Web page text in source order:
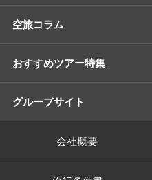
空旅コラム
おすすめツアー特集
グループサイト
会社概要